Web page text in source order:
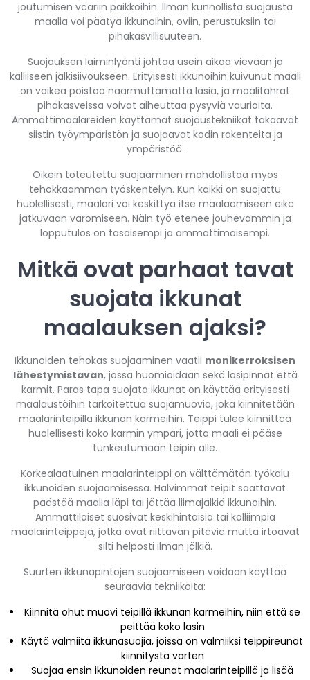
joutumisen vääriin paikkoihin. Ilman kunnollista suojausta
maalia voi päätyä ikkunoihin, oviin, perustuksiin tai
pihakasvillisuuteen.
Suojauksen laiminlyönti johtaa usein aikaa vievään ja
kalliiseen jälkisiivoukseen. Erityisesti ikkunoihin kuivunut maali
on vaikea poistaa naarmuttamatta lasia, ja maalitahrat
pihakasveissa voivat aiheuttaa pysyviä vaurioita.
Ammattimaalareiden käyttämät suojaustekniikat takaavat
siistin työympäristön ja suojaavat kodin rakenteita ja
ympäristöä.
Oikein toteutettu suojaaminen mahdollistaa myös
tehokkaamman työskentelyn. Kun kaikki on suojattu
huolellisesti, maalari voi keskittyä itse maalaamiseen eikä
jatkuvaan varomiseen. Näin työ etenee jouhevammin ja
lopputulos on tasaisempi ja ammattimaisempi.
Mitkä ovat parhaat tavat
suojata ikkunat
maalauksen ajaksi?
Ikkunoiden tehokas suojaaminen vaatii monikerroksisen
lähestymistavan, jossa huomioidaan sekä lasipinnat että
karmit. Paras tapa suojata ikkunat on käyttää erityisesti
maalaustöihin tarkoitettua suojamuovia, joka kiinnitetään
maalarinteipillä ikkunan karmeihin. Teippi tulee kiinnittää
huolellisesti koko karmin ympäri, jotta maali ei pääse
tunkeutumaan teipin alle.
Korkealaatuinen maalarinteippi on välttämätön työkalu
ikkunoiden suojaamisessa. Halvimmat teipit saattavat
päästää maalia läpi tai jättää liimajälkiä ikkunoihin.
Ammattilaiset suosivat keskihintaisia tai kalliimpia
maalarinteippejä, jotka ovat riittävän pitäviä mutta irtoavat
silti helposti ilman jälkiä.
Suurten ikkunapintojen suojaamiseen voidaan käyttää
seuraavia tekniikoita:
Kiinnitä ohut muovi teipillä ikkunan karmeihin, niin että se
peittää koko lasin
Käytä valmiita ikkunasuojia, joissa on valmiiksi teippireunat
kiinnitystä varten
Suojaa ensin ikkunoiden reunat maalarinteipillä ja lisää